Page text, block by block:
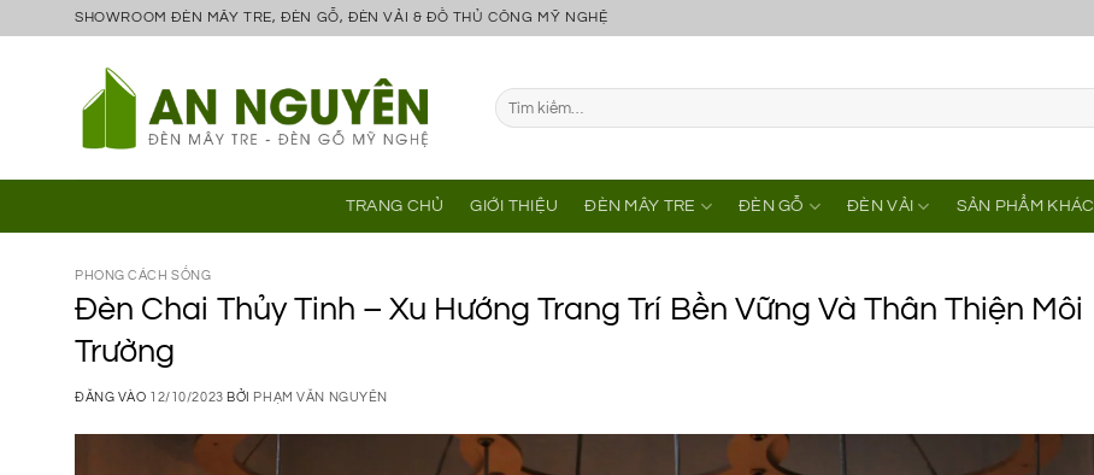
SHOWROOM ĐÈN MÂY TRE, ĐÈN GỖ, ĐÈN VẢI & ĐỒ THỦ CÔNG MỸ NGHỆ
Tìm
kiếm:
TRANG CHỦ GIỚI THIỆU ĐÈN MÂY TRE ĐÈN GỖ ĐÈN VẢI SẢN PHẨM KHÁC
PHONG CÁCH SỐNG
Đèn Chai Thủy Tinh – Xu Hướng Trang Trí Bền Vững Và Thân Thiện Môi
Trường
ĐĂNG VÀO 12/10/2023 BỞI PHẠM VĂN NGUYÊN